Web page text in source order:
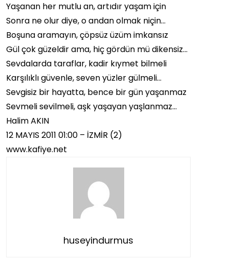
Yaşanan her mutlu an, artıdır yaşam için
Sonra ne olur diye, o andan olmak niçin…
Boşuna aramayın, çöpsüz üzüm imkansız
Gül çok güzeldir ama, hiç gördün mü dikensiz…
Sevdalarda taraflar, kadir kıymet bilmeli
Karşılıklı güvenle, seven yüzler gülmeli…
Sevgisiz bir hayatta, bence bir gün yaşanmaz
Sevmeli sevilmeli, aşk yaşayan yaşlanmaz…
Halim AKIN
12 MAYIS 2011 01:00 – İZMİR (2)
www.kafiye.net
huseyindurmus